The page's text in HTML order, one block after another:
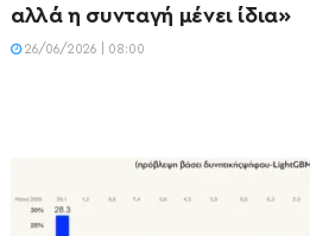
αλλά η συνταγή μένει ίδια»
26/06/2026 | 08:00